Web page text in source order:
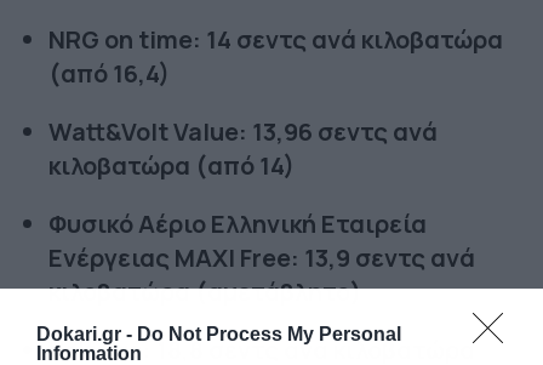
Dokari.gr - Do Not Process My Personal
Information
NRG on time: 14 σεντς ανά κιλοβατώρα
(από 16,4)
Watt&Volt Value: 13,96 σεντς ανά
κιλοβατώρα (από 14)
Φυσικό Αέριο Ελληνική Εταιρεία
Ενέργειας MAXI Free: 13,9 σεντς ανά
κιλοβατώρα (αμετάβλητο)
Volterra: 18,8 σεντς ανά κιλοβατώρα